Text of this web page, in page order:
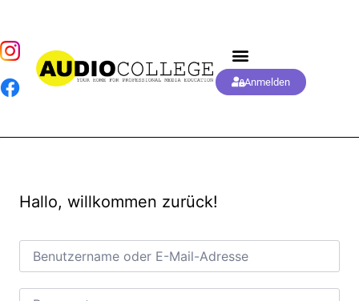
Anmelden
Hallo, willkommen zurück!